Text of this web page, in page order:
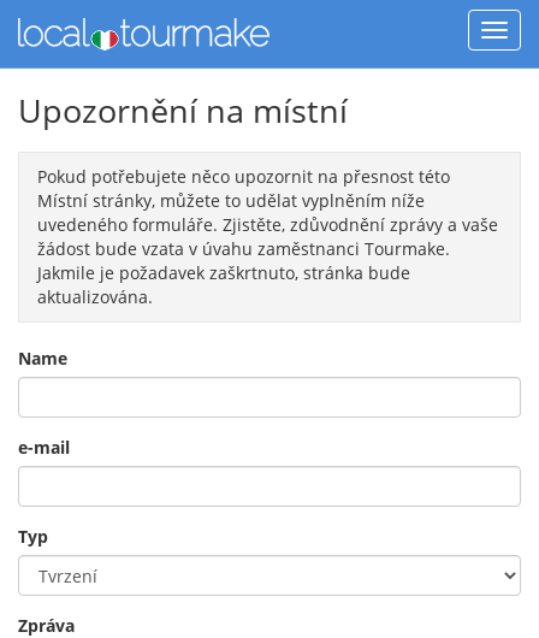
Upozornění na místní
Pokud potřebujete něco upozornit na přesnost této
Místní stránky, můžete to udělat vyplněním níže
uvedeného formuláře. Zjistěte, zdůvodnění zprávy a vaše
žádost bude vzata v úvahu zaměstnanci Tourmake.
Jakmile je požadavek zaškrtnuto, stránka bude
aktualizována.
Name
e-mail
Typ
Zpráva